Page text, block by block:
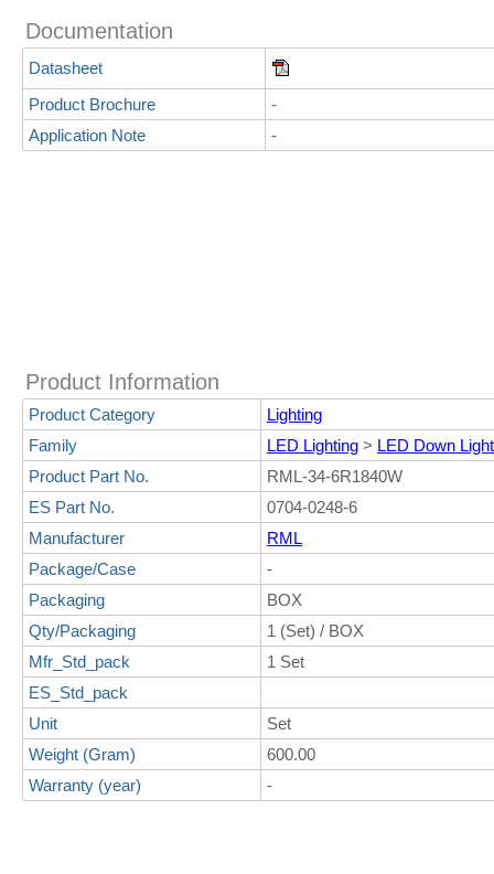
Documentation
Datasheet
Product Brochure
-
Application Note
-
Product Information
Product Category
Lighting
Family
LED Lighting > LED Down Light
Product Part No.
RML-34-6R1840W
ES Part No.
0704-0248-6
Manufacturer
RML
Package/Case
-
Packaging
BOX
Qty/Packaging
1 (Set) / BOX
Mfr_Std_pack
1 Set
ES_Std_pack
Unit
Set
Weight (Gram)
600.00
Warranty (year)
-